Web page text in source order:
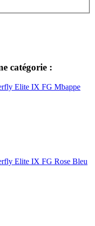
catégorie :